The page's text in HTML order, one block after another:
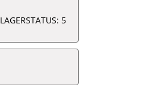
LAGERSTATUS: 5